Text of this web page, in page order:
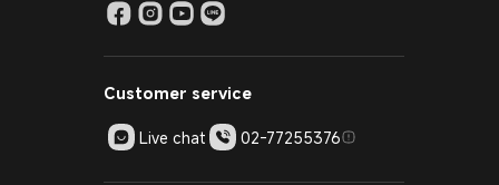
Customer service
Live chat 02-77255376